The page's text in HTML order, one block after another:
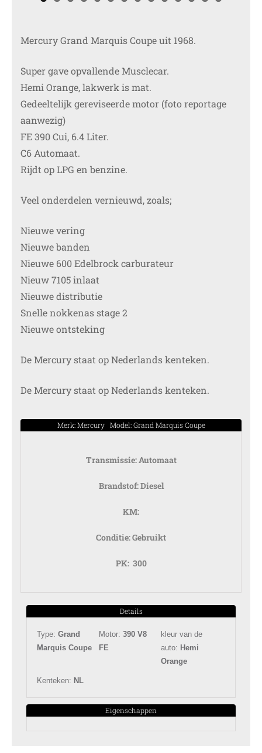
Mercury Grand Marquis Coupe uit 1968.
Super gave opvallende Musclecar.
Hemi Orange, lakwerk is mat.
Gedeeltelijk gereviseerde motor (foto reportage
aanwezig)
FE 390 Cui, 6.4 Liter.
C6 Automaat.
Rijdt op LPG en benzine.
Veel onderdelen vernieuwd, zoals;
Nieuwe vering
Nieuwe banden
Nieuwe 600 Edelbrock carburateur
Nieuw 7105 inlaat
Nieuwe distributie
Snelle nokkenas stage 2
Nieuwe ontsteking
De Mercury staat op Nederlands kenteken.
De Mercury staat op Nederlands kenteken.
Merk: Mercury Model: Grand Marquis Coupe
Transmissie:Automaat
Brandstof:Diesel
KM:
Conditie:Gebruikt
PK: 300
Details
Type: Grand
Marquis Coupe
Motor:390 V8
FE
kleur van de
auto: Hemi
Orange
Kenteken: NL
Eigenschappen